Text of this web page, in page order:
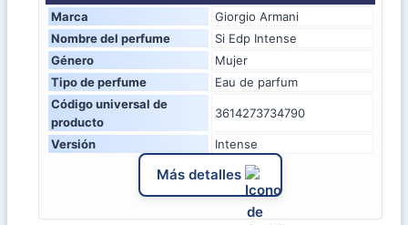
Marca
Giorgio Armani
Nombre del perfume
Si Edp Intense
Género
Mujer
Tipo de perfume
Eau de parfum
Código universal de
producto
3614273734790
Versión Intense
Más detalles